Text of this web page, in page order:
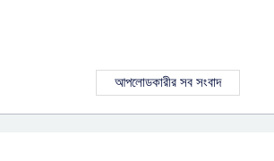
আপলোডকারীর সব সংবাদ